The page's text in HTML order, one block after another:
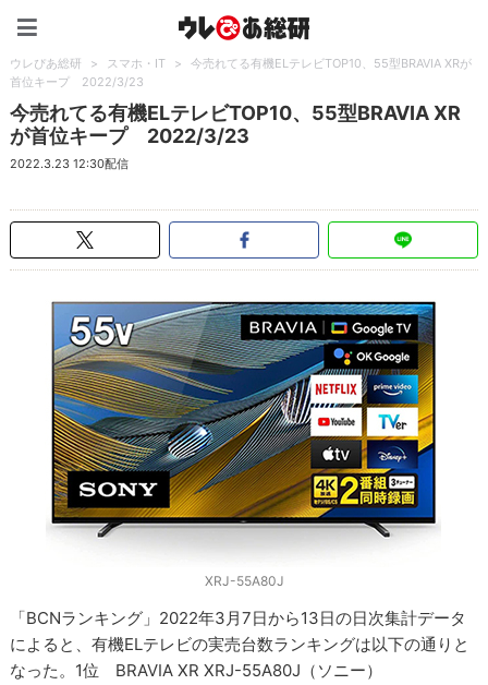
ウレぴあ総研 > スマホ・IT >
今売れてる有機ELテレビTOP10、55型BRAVIA XRが
首位キープ 2022/3/23
今売れてる有機ELテレビTOP10、55型BRAVIA XR
が首位キープ 2022/3/23
2022.3.23 12:30配信
XRJ-55A80J
「BCNランキング」2022年3月7日から13日の日次集計データ
によると、有機ELテレビの実売台数ランキングは以下の通りと
なった。1位 BRAVIA XR XRJ-55A80J（ソニー）